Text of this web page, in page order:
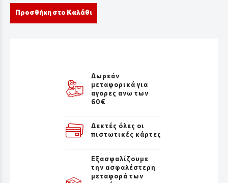
Προσθήκη στο Καλάθι
Δωρεάν
μεταφορικά για
αγορες ανω των
60€
Δεκτές όλες οι
πιστωτικές κάρτες
Εξασφαλίζουμε
την ασφαλέστερη
μεταφορά των